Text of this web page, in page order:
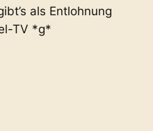
als Entlohnung
TV *g*